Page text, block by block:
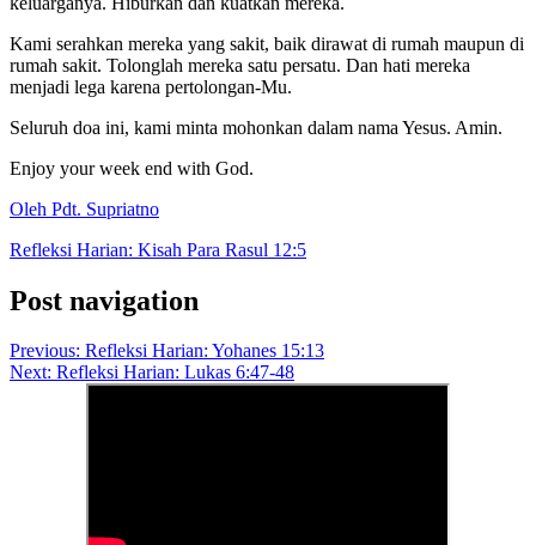
Kami serahkan mereka yang sakit, baik dirawat di rumah maupun di
rumah sakit. Tolonglah mereka satu persatu. Dan hati mereka
menjadi lega karena pertolongan-Mu.
Seluruh doa ini, kami minta mohonkan dalam nama Yesus. Amin.
Enjoy your week end with God.
Oleh Pdt. Supriatno
Refleksi Harian: Kisah Para Rasul 12:5
Post navigation
Previous: Refleksi Harian: Yohanes 15:13
Next: Refleksi Harian: Lukas 6:47-48